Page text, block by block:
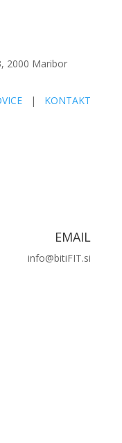
2000 Maribor
| KONTAKT
EMAIL
info@bitiFIT.si